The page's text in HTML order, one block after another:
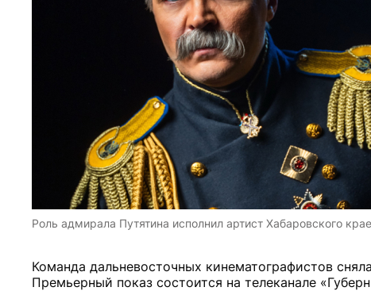
Роль адмирала Путятина исполнил артист Хабаровского
Команда дальневосточных кинематографистов
Премьерный показ состоится на телеканале